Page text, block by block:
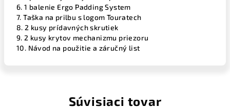
6. 1 balenie Ergo Padding System
7. Taška na prilbu s logom Touratech
8. 2 kusy prídavných skrutiek
9. 2 kusy krytov mechanizmu priezoru
10. Návod na použitie a záručný list
Súvisiaci tovar